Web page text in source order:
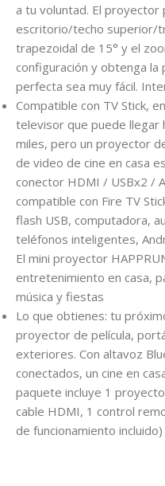
a tu voluntad. El proyector
escritorio/techo superior/
trapezoidal de 15° y el
configuración y obtenga la
perfecta sea muy fácil.
Compatible con TV Stick,
televisor que puede llegar
miles, pero un proyector
de video de cine en casa
conector HDMI / USBx2 /
compatible con Fire TV
flash USB, computadora,
teléfonos inteligentes,
El mini proyector
entretenimiento en casa,
música y fiestas
Lo que obtienes: tu
proyector de película,
exteriores. Con altavoz
conectados, un cine en
paquete incluye 1
cable HDMI, 1 control
de funcionamiento incluido)